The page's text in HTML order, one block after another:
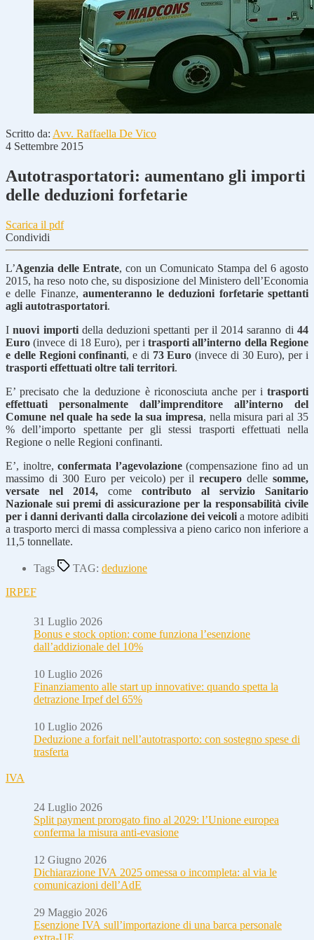
Scritto da: Avv. Raffaella De Vico
4 Settembre 2015
Autotrasportatori: aumentano gli importi
delle deduzioni forfetarie
Scarica il pdf
Condividi
L’Agenzia delle Entrate, con un Comunicato Stampa del 6 agosto
2015, ha reso noto che, su disposizione del Ministero dell’Economia
e delle Finanze, aumenteranno le deduzioni forfetarie spettanti
agli autotrasportatori.
Inuovi importidella deduzioni spettanti per il 2014 saranno di44
Euro (invece di 18 Euro), per itrasporti all’interno della Regione
e delle Regioni confinanti, e di 73 Euro (invece di 30 Euro), per i
trasporti effettuati oltre tali territori.
E’ precisato che la deduzione è riconosciuta anche per i trasporti
effettuati personalmente dall’imprenditore all’interno del
Comune nel quale ha sede la sua impresa, nella misura pari al 35
% dell’importo spettante per gli stessi trasporti effettuati nella
Regione o nelle Regioni confinanti.
E’, inoltre,confermata l’agevolazione(compensazione fino ad un
massimo di 300 Euro per veicolo) per ilrecuperodelle somme,
versate nel 2014, come contributo al servizio Sanitario
Nazionale sui premi di assicurazione per la responsabilità civile
per i danni derivanti dalla circolazione dei veicoli a motore adibiti
a trasporto merci di massa complessiva a pieno carico non inferiore a
11,5 tonnellate.
Tags TAG: deduzione
IRPEF
31 Luglio 2026
Bonus e stock option: come funziona l’esenzione
dall’addizionale del 10%
10 Luglio 2026
Finanziamento alle start up innovative: quando spetta la
detrazione Irpef del 65%
10 Luglio 2026
Deduzione a forfait nell’autotrasporto: con sostegno spese di
trasferta
IVA
24 Luglio 2026
Split payment prorogato fino al 2029: l’Unione europea
conferma la misura anti-evasione
12 Giugno 2026
Dichiarazione IVA 2025 omessa o incompleta: al via le
comunicazioni dell’AdE
29 Maggio 2026
Esenzione IVA sull’importazione di una barca personale
extra-UE